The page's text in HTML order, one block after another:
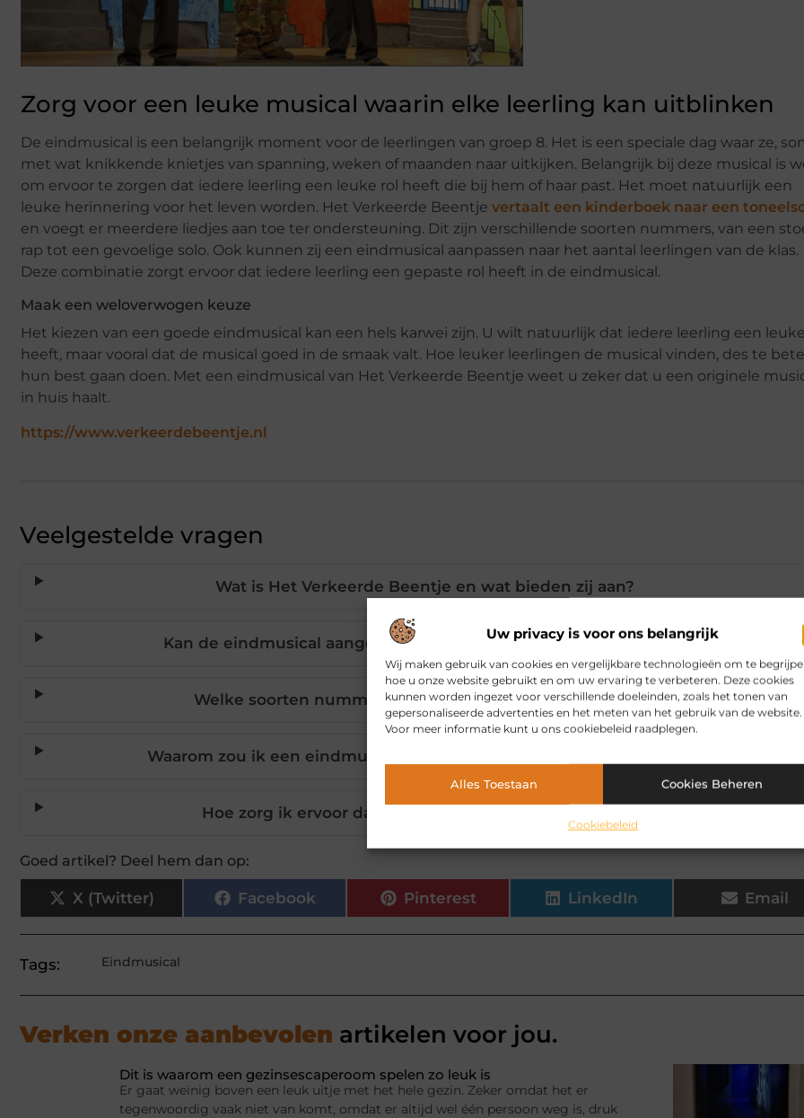
Uw privacy is voor ons belangrijk
Wij maken gebruik van cookies en vergelijkbare technologieën om te
hoe u onze website gebruikt en om uw ervaring te verbeteren. Deze cookies
kunnen worden ingezet voor verschillende doeleinden, zoals het tonen van
gepersonaliseerde advertenties en het meten van het gebruik van de website.
Voor meer informatie kunt u ons cookiebeleid raadplegen.
Alles Toestaan Cookies Beheren
Cookiebeleid
Zorg voor een leuke musical waarin elke leerling kan uitblinken
De eindmusical is een belangrijk moment voor de leerlingen van groep 8. Het is een speciale dag waar ze,
met wat knikkende knietjes van spanning, weken of maanden naar uitkijken. Belangrijk bij deze musical is
om ervoor te zorgen dat iedere leerling een leuke rol heeft die bij hem of haar past. Het moet natuurlijk een
leuke herinnering voor het leven worden. Het Verkeerde Beentje vertaalt een kinderboek naar een
en voegt er meerdere liedjes aan toe ter ondersteuning. Dit zijn verschillende soorten nummers, van een
rap tot een gevoelige solo. Ook kunnen zij een eindmusical aanpassen naar het aantal leerlingen van de klas.
Deze combinatie zorgt ervoor dat iedere leerling een gepaste rol heeft in de eindmusical.
Maak een weloverwogen keuze
Het kiezen van een goede eindmusical kan een hels karwei zijn. U wilt natuurlijk dat iedere leerling een
heeft, maar vooral dat de musical goed in de smaak valt. Hoe leuker leerlingen de musical vinden, des te
hun best gaan doen. Met een eindmusical van Het Verkeerde Beentje weet u zeker dat u een originele
in huis haalt.
https://www.verkeerdebeentje.nl
Veelgestelde vragen
Wat is Het Verkeerde Beentje en wat bieden zij aan?
Kan de eindmusical aangepast worden aan het aantal leerlingen?
Welke soorten nummers zijn opgenomen in de musicals?
Waarom zou ik een eindmusical op basis van een kinderboek kiezen?
Hoe zorg ik ervoor dat elke leerling een leuke rol heeft?
Goed artikel? Deel hem dan op:
X (Twitter) Facebook Pinterest LinkedIn Email
Tags: Eindmusical
Verken onze aanbevolen artikelen voor jou.
Dit is waarom een gezinsescaperoom spelen zo leuk is
Er gaat weinig boven een leuk uitje met het hele gezin. Zeker omdat het er
tegenwoordig vaak niet van komt, omdat er altijd wel één persoon weg is, druk